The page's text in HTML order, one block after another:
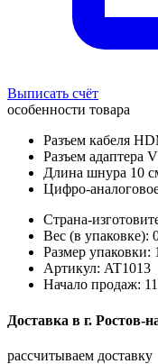
Выписать счёт
особенности товара
Разъем кабеля
Разъем адаптера
Длина шнура 10
Цифро-
Страна-
Вес (в упаковке):
Размер упаковки:
Артикул: AT1013
Начало продаж:
Доставка в г. Ростов-
рассчитываем доставку